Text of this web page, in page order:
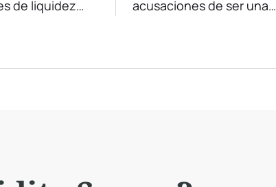
de liquidez
fluidas y
acusaciones de ser una